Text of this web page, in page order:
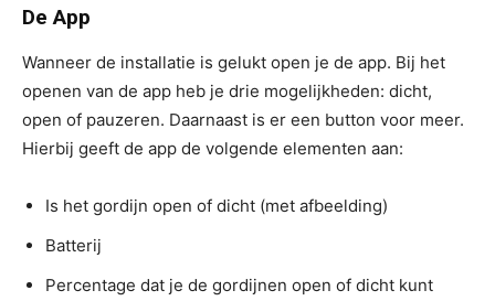
De App
Wanneer de installatie is gelukt open je de app. Bij het
openen van de app heb je drie mogelijkheden: dicht,
open of pauzeren. Daarnaast is er een button voor meer.
Hierbij geeft de app de volgende elementen aan:
Is het gordijn open of dicht (met afbeelding)
Batterij
Percentage dat je de gordijnen open of dicht kunt